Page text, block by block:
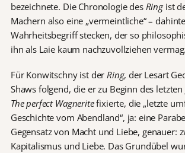
bezeichnete. Die Chronologie des Ringist
Machern also eine „vermeintliche“ –
Wahrheitsbegriff stecken, der so
ihn als Laie kaum nachzuvollziehen vermag.
Für Konwitschny ist derRing, der Lesart
Shaws folgend, die er zu Beginn des
The perfect Wagneritefixierte, die „letzte
Geschichte vom Abendland“, ja: eine
Gegensatz von Macht und Liebe, genauer:
Kapitalismus und Liebe. Das Grundübel